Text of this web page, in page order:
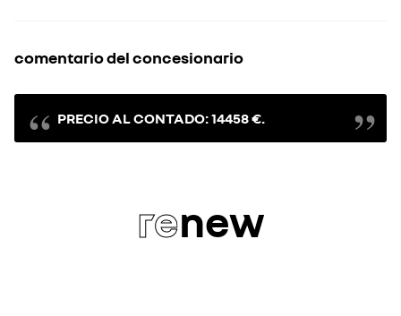
comentario del concesionario
PRECIO AL CONTADO: 14458 €.
renew